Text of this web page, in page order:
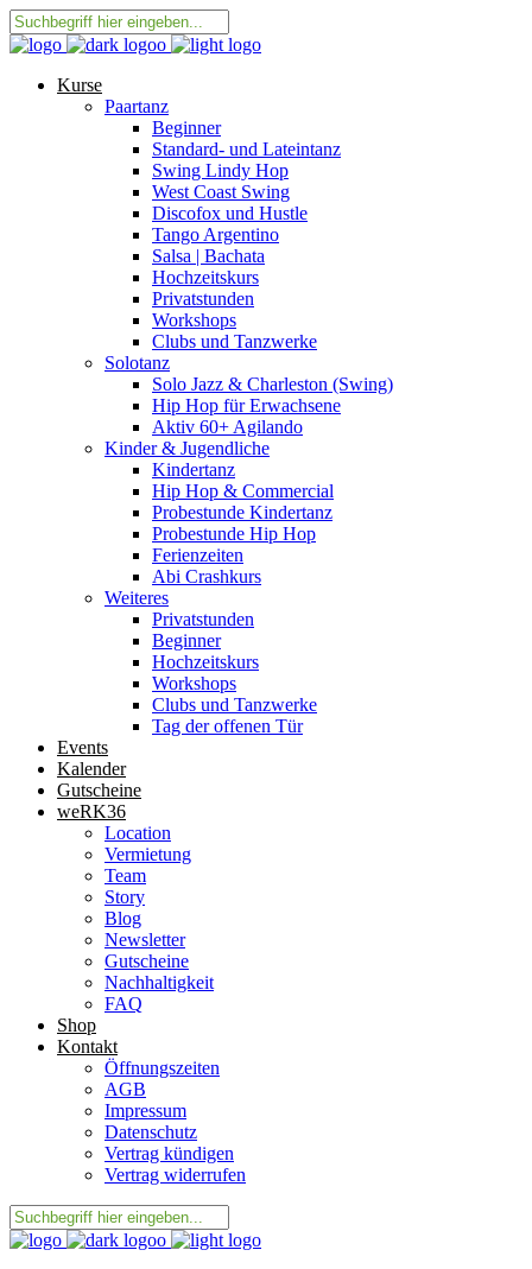
Kurse
Paartanz
Beginner
Standard- und Lateintanz
Swing Lindy Hop
West Coast Swing
Discofox und Hustle
Tango Argentino
Salsa | Bachata
Hochzeitskurs
Privatstunden
Workshops
Clubs und Tanzwerke
Solotanz
Solo Jazz & Charleston (Swing)
Hip Hop für Erwachsene
Aktiv 60+ Agilando
Kinder & Jugendliche
Kindertanz
Hip Hop & Commercial
Probestunde Kindertanz
Probestunde Hip Hop
Ferienzeiten
Abi Crashkurs
Weiteres
Privatstunden
Beginner
Hochzeitskurs
Workshops
Clubs und Tanzwerke
Tag der offenen Tür
Events
Kalender
Gutscheine
weRK36
Location
Vermietung
Team
Story
Blog
Newsletter
Gutscheine
Nachhaltigkeit
FAQ
Shop
Kontakt
Öffnungszeiten
AGB
Impressum
Datenschutz
Vertrag kündigen
Vertrag widerrufen